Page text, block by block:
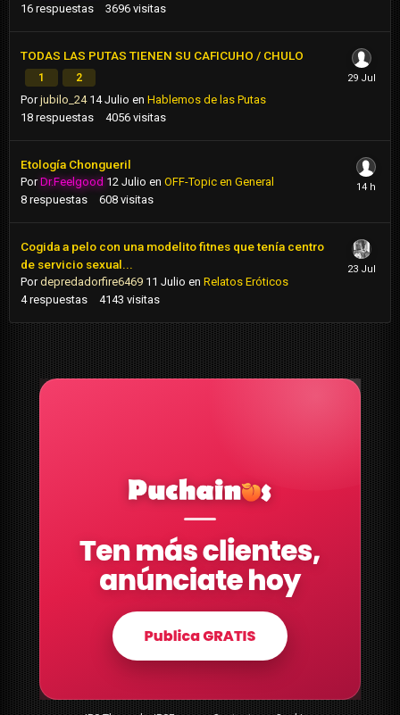
16 respuestas 3696 visitas
TODAS LAS PUTAS TIENEN SU CAFICUHO / CHULO
1 2
Porjubilo_24 14 Julio en Hablemos de las Putas
18 respuestas 4056 visitas
Etología Chongueril
PorDr.Feelgood 12 Julio en OFF-Topic en General
8 respuestas 608 visitas
Cogida a pelo con una modelito fitnes que tenía centro
de servicio sexual...
Pordepredadorfire6469 11 Julio en Relatos Eróticos
4 respuestas 4143 visitas